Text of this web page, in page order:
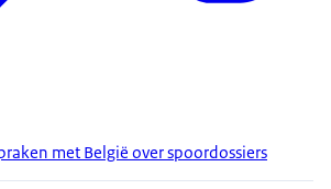
met België over spoordossiers